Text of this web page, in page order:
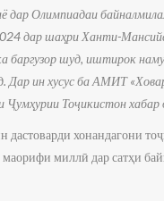
дар Олимпиадаи
дар шаҳри Ханти-
баргузор шуд, иштирок
Дар ин хусус ба АМИТ
Ҷумҳурии Тоҷикистон хабар
дастоварди хонандагони
миллӣ дар сатҳи